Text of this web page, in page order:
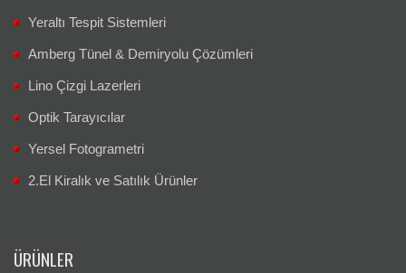
Yeraltı Tespit Sistemleri
Amberg Tünel & Demiryolu Çözümleri
Lino Çizgi Lazerleri
Optik Tarayıcılar
Yersel Fotogrametri
2.El Kiralık ve Satılık Ürünler
ÜRÜNLER